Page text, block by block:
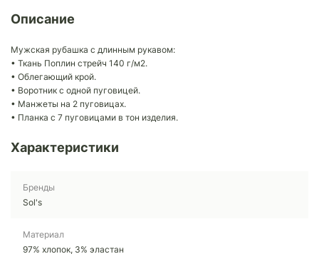
Описание
Мужская рубашка с длинным рукавом:
• Ткань Поплин стрейч 140 г/м2.
• Облегающий крой.
• Воротник с одной пуговицей.
• Манжеты на 2 пуговицах.
• Планка с 7 пуговицами в тон изделия.
Характеристики
Бренды
Sol's
Материал
97% хлопок, 3% эластан